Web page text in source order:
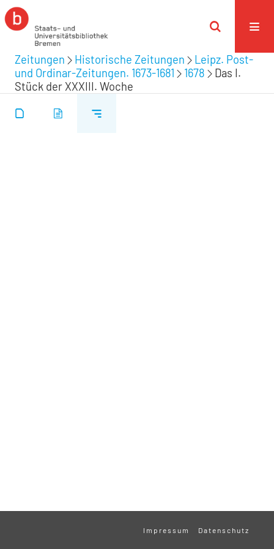
Zeitungen Historische Zeitungen
Leipz. Post-
und Ordinar-Zeitungen. 1673-1681
1678
Das I.
Stück der XXXIII. Woche
Impressum Datenschutz